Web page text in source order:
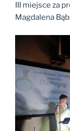
III miejsce za
Magdalena